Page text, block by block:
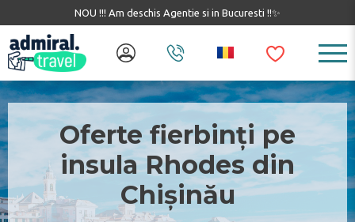
NOU !!! Am deschis Agentie si in Bucuresti !!✨
Oferte fierbinți pe
insula Rhodes din
Chișinău